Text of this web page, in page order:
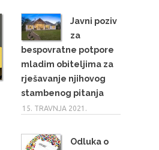
Javni poziv
za
bespovratne potpore
mladim obiteljima za
rješavanje njihovog
stambenog pitanja
15. TRAVNJA 2021.
Odluka o